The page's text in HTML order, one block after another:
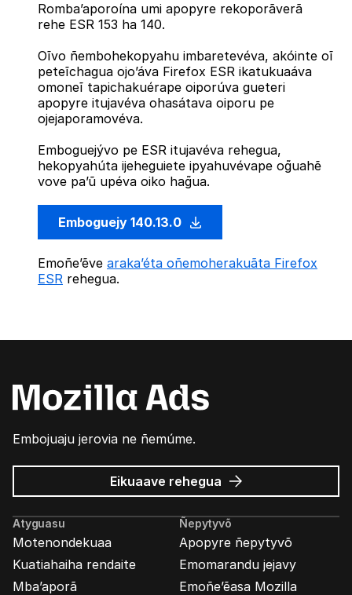
Romba’aporoína umi apopyre rekoporãverã
rehe ESR 153 ha 140.
Oĩvo ñembohekopyahu imbaretevéva, akóinte oĩ
peteĩchagua ojo’áva Firefox ESR ikatukuaáva
omoneĩ tapichakuérape oiporúva gueteri
apopyre itujavéva ohasátava oiporu pe
ojejaporamovéva.
Emboguejývo pe ESR itujavéva rehegua,
hekopyahúta ijeheguiete ipyahuvévape og̃uahẽ
vove pa’ũ upéva oiko hag̃ua.
Emboguejy 140.13.0
Emoñe’ẽve araka’éta oñemoherakuãta Firefox
ESR rehegua.
Embojuaju jerovia ne ñemúme.
Eikuaave Mozilla
marandu’i
rehegua
Atyguasu
Motenondekuaa
Kuatiahaiha rendaite
Mba’aporã
Ñepytyvõ
Apopyre ñepytyvõ
Emomarandu jejavy
Emoñe’ẽasa Mozilla